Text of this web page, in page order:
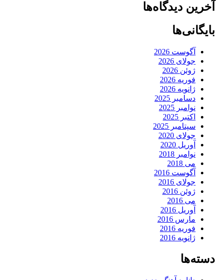
آخرین دیدگاه‌ها
بایگانی‌ها
آگوست 2026
جولای 2026
ژوئن 2026
فوریه 2026
ژانویه 2026
دسامبر 2025
نوامبر 2025
اکتبر 2025
سپتامبر 2025
جولای 2020
آوریل 2020
نوامبر 2018
می 2018
آگوست 2016
جولای 2016
ژوئن 2016
می 2016
آوریل 2016
مارس 2016
فوریه 2016
ژانویه 2016
دسته‌ها